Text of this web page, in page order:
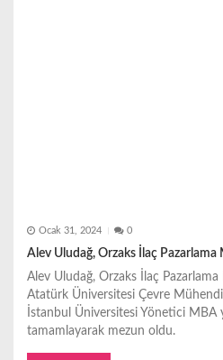
Ocak 31, 2024 0
Alev Uludağ, Orzaks İlaç
Alev Uludağ, Orzaks İlaç
Atatürk Üniversitesi Çevre
İstanbul Üniversitesi Yönetici MBA
tamamlayarak mezun oldu.